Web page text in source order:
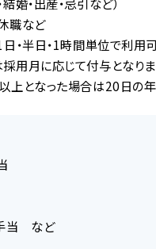
職など
・半日・1時間単位で利
用月に応じて付与となりま
となった場合は20日の年
当 など